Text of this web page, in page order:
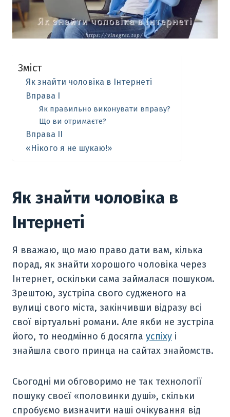
Зміст
Як знайти чоловіка в Інтернеті
Вправа I
Як правильно виконувати вправу?
Що ви отримаєте?
Вправа II
«Нікого я не шукаю!»
Як знайти чоловіка в
Інтернеті
Я вважаю, що маю право дати вам, кілька
порад, як знайти хорошого чоловіка через
Інтернет, оскільки сама займалася пошуком.
Зрештою, зустріла свого судженого на
вулиці свого міста, закінчивши відразу всі
свої віртуальні романи. Але якби не зустріла
його, то неодмінно б досягла успіху і
знайшла свого принца на сайтах знайомств.
Сьогодні ми обговоримо не так технології
пошуку своєї «половинки душі», скільки
спробуємо визначити наші очікування від